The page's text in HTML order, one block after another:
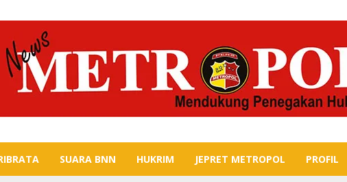
SUARA BNN HUKRIM JEPRET METROPOL PROFIL